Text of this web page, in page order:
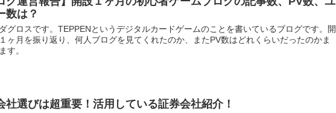
数は？
グロスです。TEPPENというデジタルカードゲームのことを書いているブログです。開
ヶ月を振り返り、何人ブログを見てくれたのか、またPV数はどれくらいだったのかま
す。
社選びは超重要！活用している証券会社紹介！